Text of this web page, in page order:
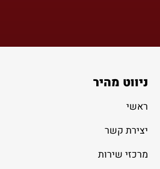
ניווט מהיר
ראשי
יצירת קשר
מרכזי שירות